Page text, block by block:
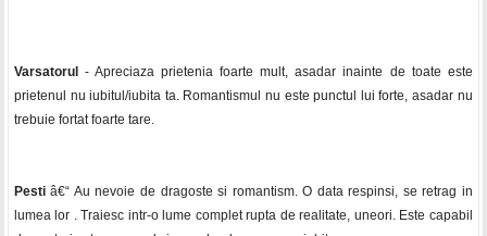
Varsatorul
- Apreciaza prietenia foarte mult, asadar inainte de toate este
prietenul nu iubitul/iubita ta. Romantismul nu este punctul lui forte, asadar nu
trebuie fortat foarte tare.
Pestiâ€“ Au nevoie de dragoste si romantism. O data respinsi, se retrag in
lumea lor . Traiesc intr-o lume complet rupta de realitate, uneori. Este capabil